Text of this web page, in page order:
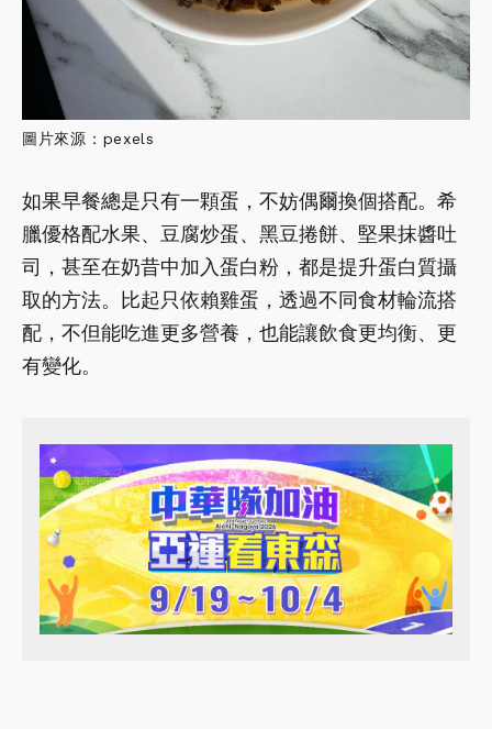
圖片來源：pexels
如果早餐總是只有一顆蛋，不妨偶爾換個搭配。希
臘優格配水果、豆腐炒蛋、黑豆捲餅、堅果抹醬吐
司，甚至在奶昔中加入蛋白粉，都是提升蛋白質攝
取的方法。比起只依賴雞蛋，透過不同食材輪流搭
配，不但能吃進更多營養，也能讓飲食更均衡、更
有變化。